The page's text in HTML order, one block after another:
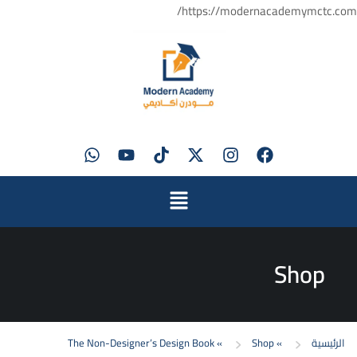
https://modernacademymctc.com/
Shop
الرئيسية »
Shop
»
The Non-Designer’s Design Book